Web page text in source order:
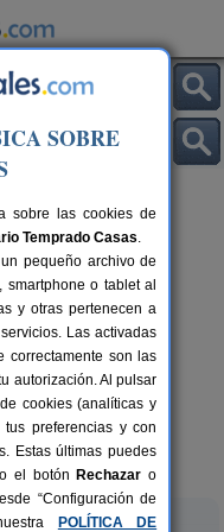
9+5 pers.
desde29 €
SOBRE
sobre las cookies de
Temprado Casas.
pequeño archivo de
o tablet al
y otras pertenecen a
Las activadas
correctamente son las
autorización. Al pulsar
cookies (analíticas y
tus preferencias y con
Estas últimas puedes
el botón Rechazar o
“Configuración de
POLÍTICA DE